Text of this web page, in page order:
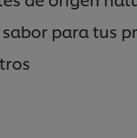
para tus